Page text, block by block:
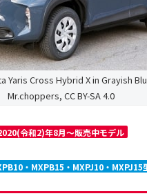
Yaris Cross Hybrid X in Grayish
Mr.choppers, CC BY-SA 4.0
令和2)年8月～販売中モデル
・MXPB15・MXPJ10・MXPJ15